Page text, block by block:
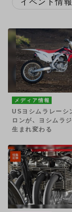
イベント情報
メディア情報
USヨシムラレーシ
ロンが、 ヨシムラ
生まれ変わる